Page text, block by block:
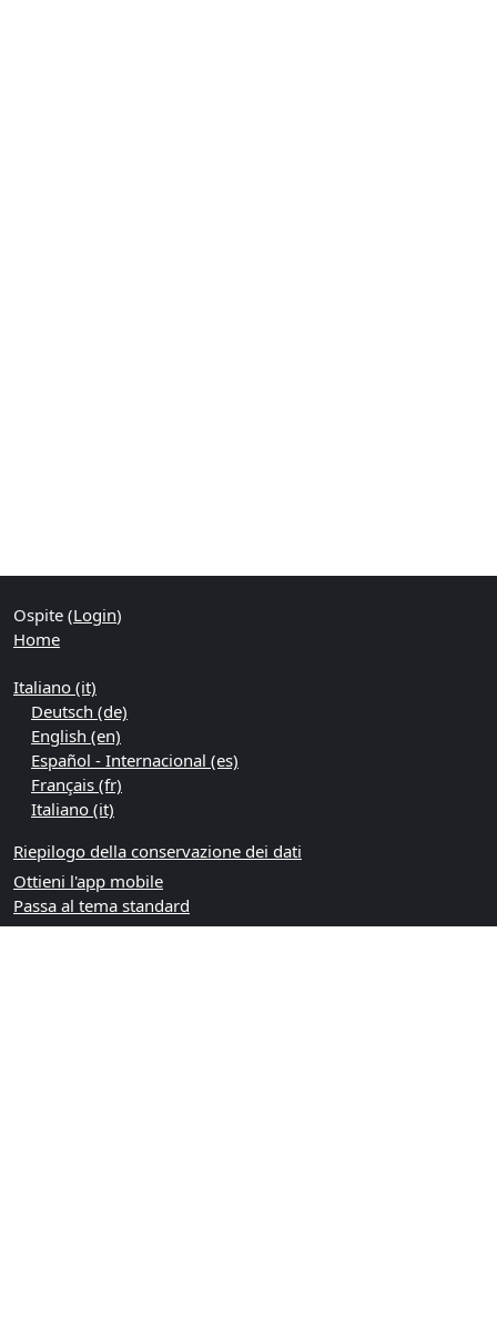
Ospite (Login)
Home
Italiano ‎(it)‎
Deutsch ‎(de)‎
English ‎(en)‎
Español - Internacional ‎(es)‎
Français ‎(fr)‎
Italiano ‎(it)‎
Riepilogo della conservazione dei dati
Ottieni l'app mobile
Passa al tema standard